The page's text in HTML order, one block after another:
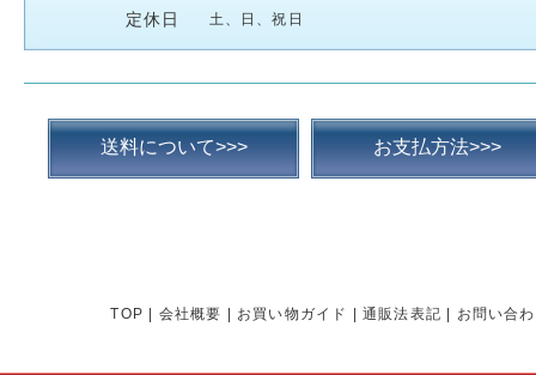
定休日
土、日、祝日
送料について>>> お支払方法>>>
TOP 会社概要 お買い物ガイド 通販法表記 お問い合